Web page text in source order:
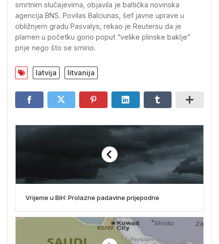
smrtnim slučajevima, objavila je baltička novinska
agencija BNS. Povilas Balciunas, šef javne uprave u
obližnjem gradu Pasvalys, rekao je Reutersu da je
plamen u početku gorio poput “velike plinske baklje”
prije nego što se smirio.
latvija litvanija
Vrijeme u BiH: Prolazne padavine prijepodne